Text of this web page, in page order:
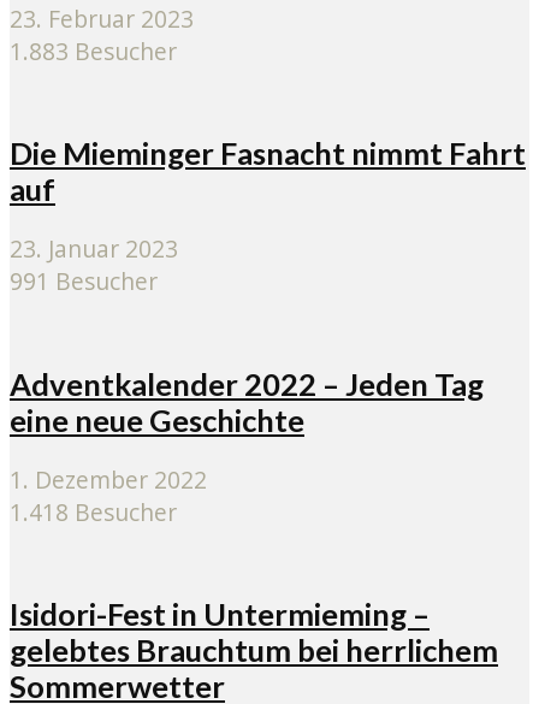
23. Februar 2023
1.883 Besucher
Die Mieminger Fasnacht nimmt Fahrt
auf
23. Januar 2023
991 Besucher
Adventkalender 2022 – Jeden Tag
eine neue Geschichte
1. Dezember 2022
1.418 Besucher
Isidori-Fest in Untermieming –
gelebtes Brauchtum bei herrlichem
Sommerwetter